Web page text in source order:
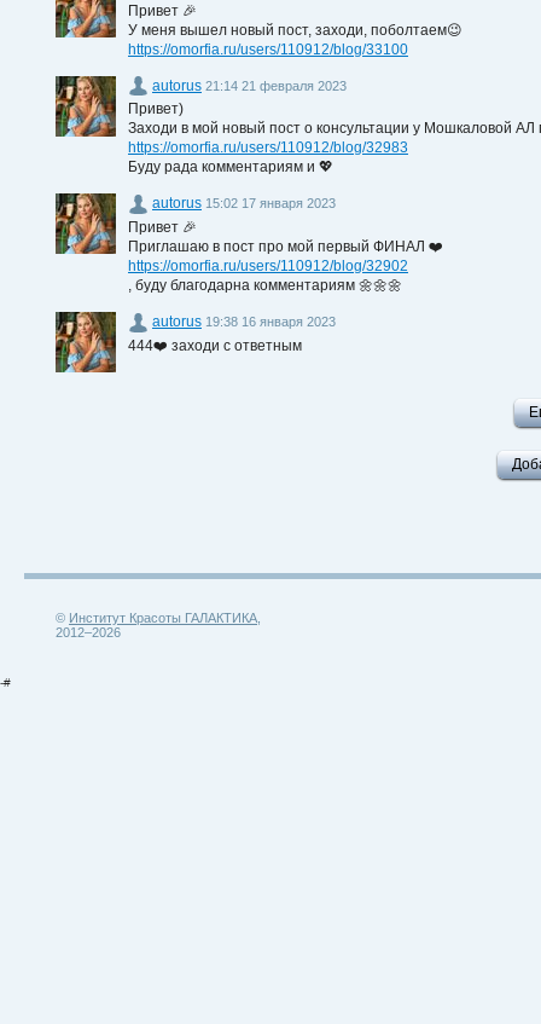
Привет 🎉
У меня вышел новый пост, заходи, поболтаем😉
https://omorfia.ru/users/110912/blog/33100
autorus 21:14 21 февраля 2023
Привет)
Заходи в мой новый пост о консультации у Мошкаловой
https://omorfia.ru/users/110912/blog/32983
Буду рада комментариям и 💖
autorus 15:02 17 января 2023
Привет 🎉
Приглашаю в пост про мой первый ФИНАЛ ❤️
https://omorfia.ru/users/110912/blog/32902
, буду благодарна комментариям 🌼🌼🌼
autorus 19:38 16 января 2023
444❤️ заходи с ответным
© Институт Красоты ГАЛАКТИКА
2012–2026
-#